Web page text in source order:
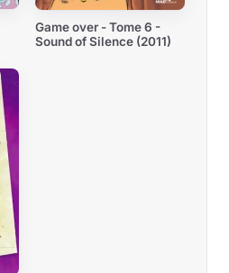
Game over - Tome 6 -
Sound of Silence (2011)